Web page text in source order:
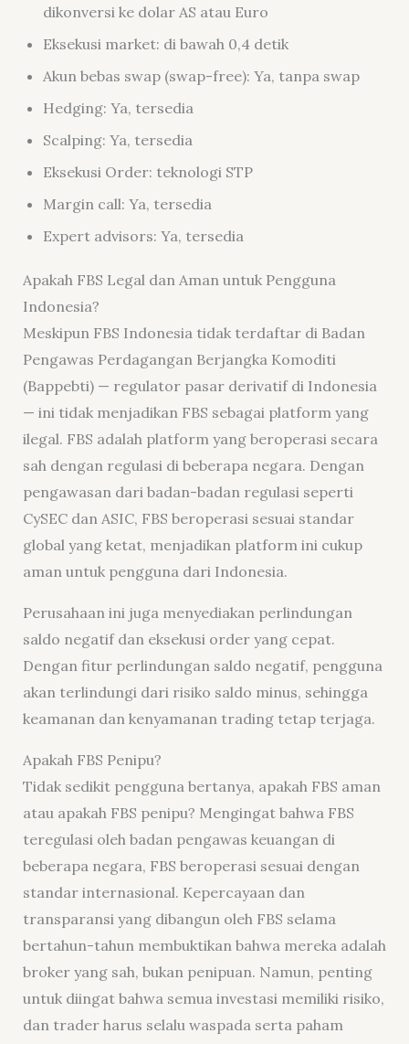
dikonversi ke dolar AS atau Euro
Eksekusi market: di bawah 0,4 detik
Akun bebas swap (swap-free): Ya, tanpa swap
Hedging: Ya, tersedia
Scalping: Ya, tersedia
Eksekusi Order: teknologi STP
Margin call: Ya, tersedia
Expert advisors: Ya, tersedia
Apakah FBS Legal dan Aman untuk Pengguna
Indonesia?
Meskipun FBS Indonesia tidak terdaftar di Badan
Pengawas Perdagangan Berjangka Komoditi
(Bappebti) — regulator pasar derivatif di Indonesia
— ini tidak menjadikan FBS sebagai platform yang
ilegal. FBS adalah platform yang beroperasi secara
sah dengan regulasi di beberapa negara. Dengan
pengawasan dari badan-badan regulasi seperti
CySEC dan ASIC, FBS beroperasi sesuai standar
global yang ketat, menjadikan platform ini cukup
aman untuk pengguna dari Indonesia.
Perusahaan ini juga menyediakan perlindungan
saldo negatif dan eksekusi order yang cepat.
Dengan fitur perlindungan saldo negatif, pengguna
akan terlindungi dari risiko saldo minus, sehingga
keamanan dan kenyamanan trading tetap terjaga.
Apakah FBS Penipu?
Tidak sedikit pengguna bertanya, apakah FBS aman
atau apakah FBS penipu? Mengingat bahwa FBS
teregulasi oleh badan pengawas keuangan di
beberapa negara, FBS beroperasi sesuai dengan
standar internasional. Kepercayaan dan
transparansi yang dibangun oleh FBS selama
bertahun-tahun membuktikan bahwa mereka adalah
broker yang sah, bukan penipuan. Namun, penting
untuk diingat bahwa semua investasi memiliki risiko,
dan trader harus selalu waspada serta paham